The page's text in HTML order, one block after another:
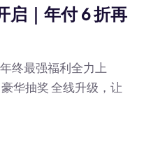
启｜年付 6 折再
终最强福利全力上
华抽奖 全线升级，让